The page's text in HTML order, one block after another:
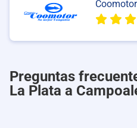
Coomotor
Preguntas
La Plata a